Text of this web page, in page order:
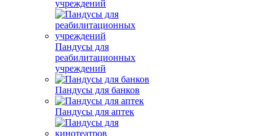
учреждений
Пандусы для
реабилитационных
учреждений
Пандусы для банков
Пандусы для аптек